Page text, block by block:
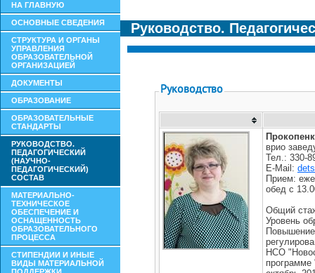
НА ГЛАВНУЮ
ОСНОВНЫЕ СВЕДЕНИЯ
СТРУКТУРА И ОРГАНЫ
УПРАВЛЕНИЯ
ОБРАЗОВАТЕЛЬНОЙ
ОРГАНИЗАЦИЕЙ
ДОКУМЕНТЫ
ОБРАЗОВАНИЕ
ОБРАЗОВАТЕЛЬНЫЕ
СТАНДАРТЫ
РУКОВОДСТВО.
ПЕДАГОГИЧЕСКИЙ
(НАУЧНО-
ПЕДАГОГИЧЕСКИЙ)
СОСТАВ
МАТЕРИАЛЬНО-
ТЕХНИЧЕСКОЕ
ОБЕСПЕЧЕНИЕ И
ОСНАЩЕННОСТЬ
ОБРАЗОВАТЕЛЬНОГО
ПРОЦЕССА
СТИПЕНДИИ И ИНЫЕ
ВИДЫ МАТЕРИАЛЬНОЙ
Руководство.